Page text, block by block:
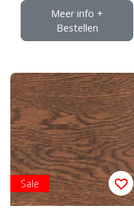
Meer info +
Bestellen
Sale